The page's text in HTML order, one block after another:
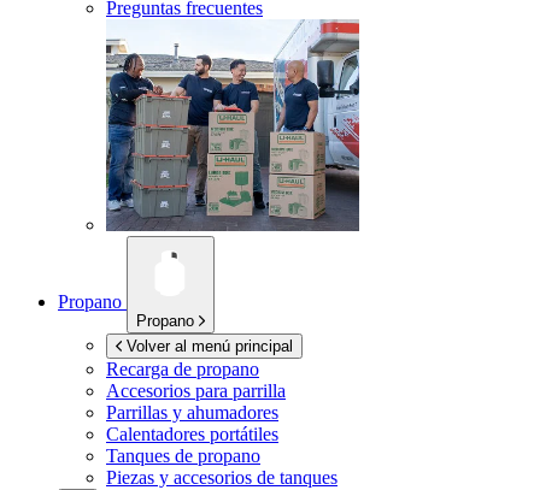
Preguntas frecuentes
Propano
Propano
Volver al menú principal
Recarga de propano
Accesorios para parrilla
Parrillas y ahumadores
Calentadores portátiles
Tanques de propano
Piezas y accesorios de tanques